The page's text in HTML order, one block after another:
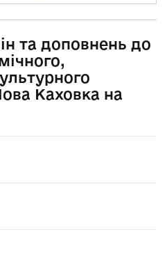
та доповнень до
Каховка на